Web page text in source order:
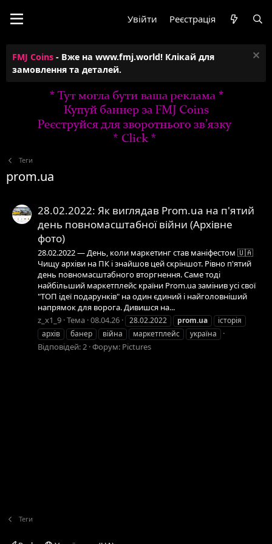
Увійти Реєстрація
FMJ Coins - Вже на www.fmj.world! Клікай для
замовлення та деталей.
Теги
prom.ua
28.02.2022: Як виглядав Prom.ua на п'ятий
день повномасштабної війни (Архівне
фото)
28.02.2022 — День, коли маркетинг став маніфестом 🇺🇦
Чищу архіви на ПК і знайшов цей скріншот. Рівно п'ятий
день повномасштабного вторгнення. Саме тоді
найбільший маркетплейс країни Prom.ua замінив усі свої
"ТОП ідеї подарунків" на один єдиний і найголовніший
напрямок для ворога. Дивишся на...
z_x1_9 Тема 08.04.26 28.02.2022 prom.ua
історія
архів
банер війна маркетплейс україна
Відповідей: 2 Форум: Pictures
Теги